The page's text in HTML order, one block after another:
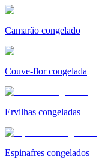
Camarão congelado
Couve-flor congelada
Ervilhas congeladas
Espinafres congelados